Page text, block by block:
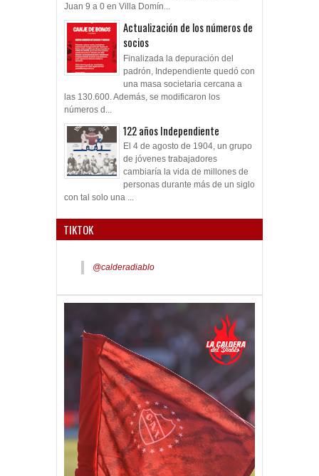
Juan 9 a 0 en Villa Domín...
Actualización de los números de
socios
Finalizada la depuración del
padrón, Independiente quedó con
una masa societaria cercana a
las 130.600. Además, se modificaron los
números d...
122 años Independiente
El 4 de agosto de 1904, un grupo
de jóvenes trabajadores
cambiaría la vida de millones de
personas durante más de un siglo
con tal solo una ...
TIKTOK
@calderadiablo